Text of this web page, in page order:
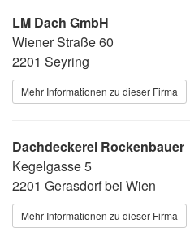
LM Dach GmbH
Wiener Straße 60
2201 Seyring
Mehr Informationen zu dieser Firma
Dachdeckerei Rockenbauer
Kegelgasse 5
2201 Gerasdorf bei Wien
Mehr Informationen zu dieser Firma